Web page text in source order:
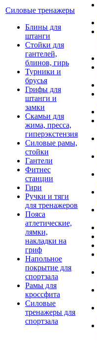
Силовые тренажеры
Блины для
штанги
Стойки для
гантелей,
блинов, гирь
Турники и
брусья
Грифы для
штанги и
замки
Скамьи для
жима, пресса,
гиперэкстензия
Силовые рамы,
стойки
Гантели
Фитнес
станции
Гири
Ручки и тяги
для тренажеров
Пояса
атлетические,
лямки,
накладки на
гриф
Напольное
покрытие для
спортзала
Рамы для
кроссфита
Силовые
тренажеры для
спортзала